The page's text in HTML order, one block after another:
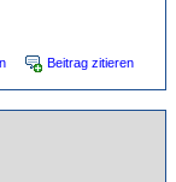
Beitrag zitieren